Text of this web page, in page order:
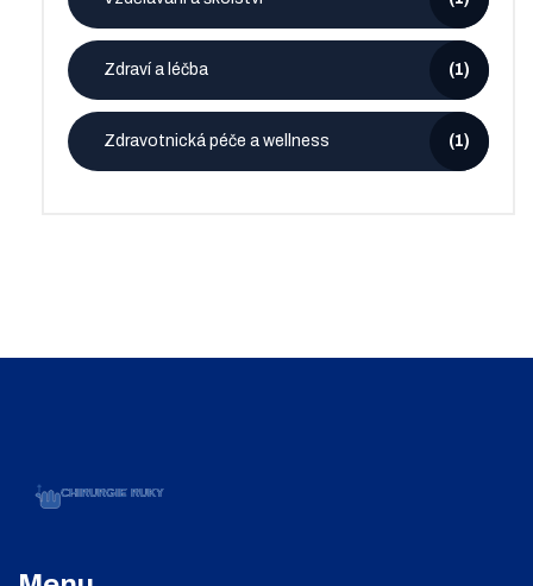
Zdraví a léčba (1)
Zdravotnická péče a wellness (1)